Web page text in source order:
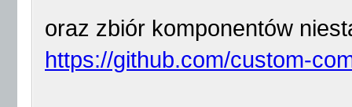
oraz zbiór komponentów
https://github.com/custom-